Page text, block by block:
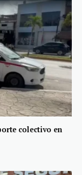
colectivo en